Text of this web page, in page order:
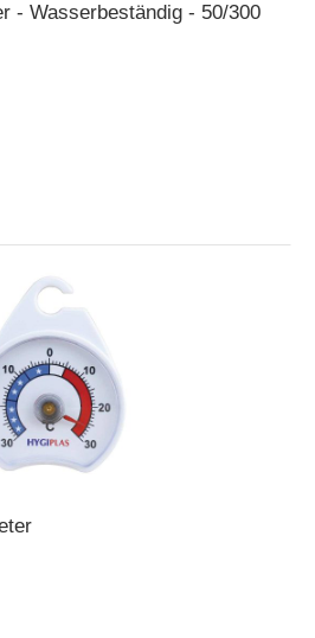
- Wasserbeständig - 50/300